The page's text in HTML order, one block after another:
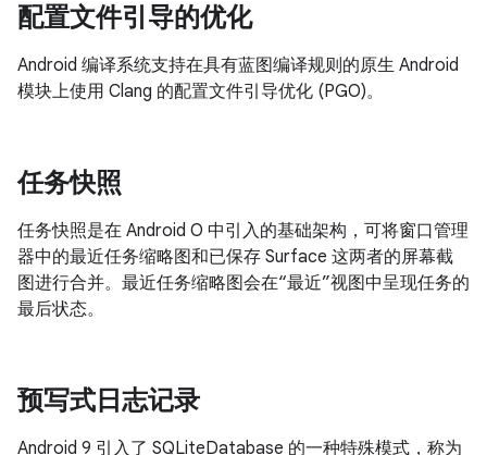
配置文件引导的优化
Android 编译系统支持在具有蓝图编译规则的原生 Android
模块上使用 Clang 的配置文件引导优化 (PGO)。
任务快照
任务快照是在 Android O 中引入的基础架构，可将窗口管理
器中的最近任务缩略图和已保存 Surface 这两者的屏幕截
图进行合并。最近任务缩略图会在“最近”视图中呈现任务的
最后状态。
预写式日志记录
Android 9 引入了 SQLiteDatabase 的一种特殊模式，称为